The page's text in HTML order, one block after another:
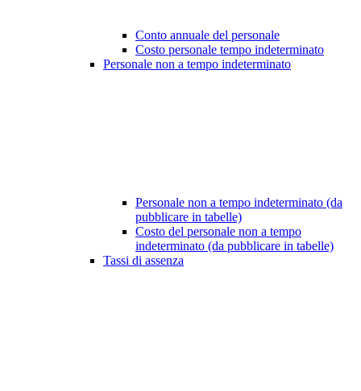
Conto annuale del personale
Costo personale tempo indeterminato
Personale non a tempo indeterminato
Personale non a tempo indeterminato (da
pubblicare in tabelle)
Costo del personale non a tempo
indeterminato (da pubblicare in tabelle)
Tassi di assenza